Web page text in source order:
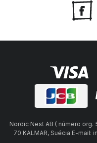
Nordic Nest AB ( número
70 KALMAR, Suécia E-